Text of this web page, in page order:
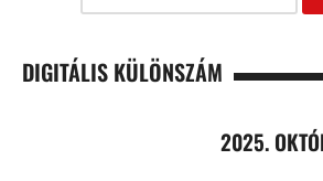
DIGITÁLIS KÜLÖNSZÁM
2025.